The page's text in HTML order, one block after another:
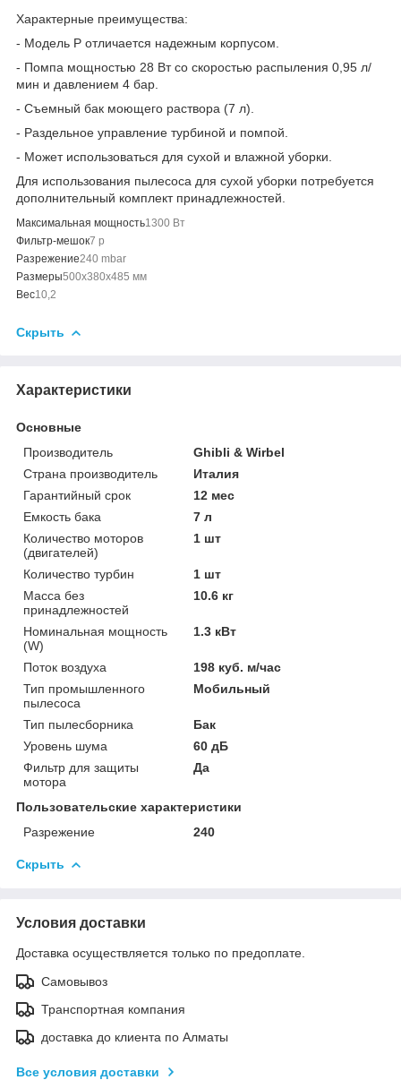
Характерные преимущества:
- Модель P отличается надежным корпусом.
- Помпа мощностью 28 Вт со скоростью распыления 0,95 л/
мин и давлением 4 бар.
- Съемный бак моющего раствора (7 л).
- Раздельное управление турбиной и помпой.
- Может использоваться для сухой и влажной уборки.
Для использования пылесоса для сухой уборки потребуется
дополнительный комплект принадлежностей.
Максимальная мощность1300 Вт
Фильтр-мешок7 p
Разрежение240 mbar
Размеры500x380x485 мм
Вес10,2
Скрыть
Характеристики
Основные
Производитель
Ghibli & Wirbel
Страна производитель
Италия
Гарантийный срок
12 мес
Емкость бака
7 л
Количество моторов
(двигателей)
1 шт
Количество турбин
1 шт
Масса без
принадлежностей
10.6 кг
Номинальная мощность
(W)
1.3 кВт
Поток воздуха
198 куб. м/час
Тип промышленного
пылесоса
Мобильный
Тип пылесборника
Бак
Уровень шума
60 дБ
Фильтр для защиты
мотора
Да
Пользовательские характеристики
Разрежение
240
Скрыть
Условия доставки
Доставка осуществляется только по предоплате.
Самовывоз
Транспортная компания
доставка до клиента по Алматы
Все условия доставки